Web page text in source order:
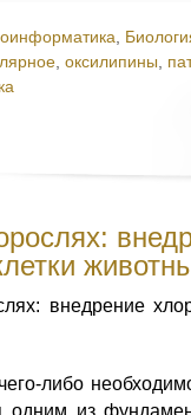
,
, оксилипины,
либо
одним из